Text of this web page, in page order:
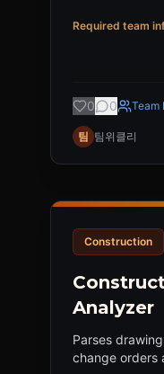
Required team
0 0 Team
팀 팀위클리
Construction
Analyzer
Parses
change orders